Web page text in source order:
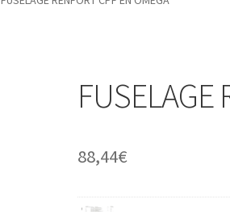
FUSELAGE
88,44€